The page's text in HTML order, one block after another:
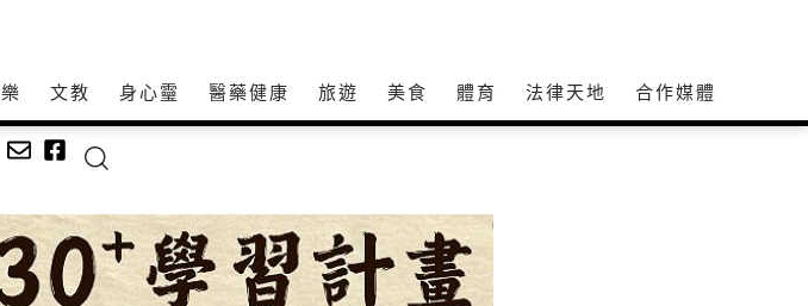
文教 身心𩆜 醫藥健康 旅遊 美食 體育 法律天地 合作媒體